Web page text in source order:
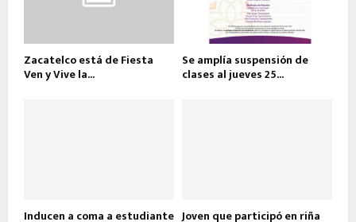
Zacatelco está de Fiesta
Ven y Vive la...
Se amplía suspensión de
clases al jueves 25...
Inducen a coma a estudiante Joven que participó en riña